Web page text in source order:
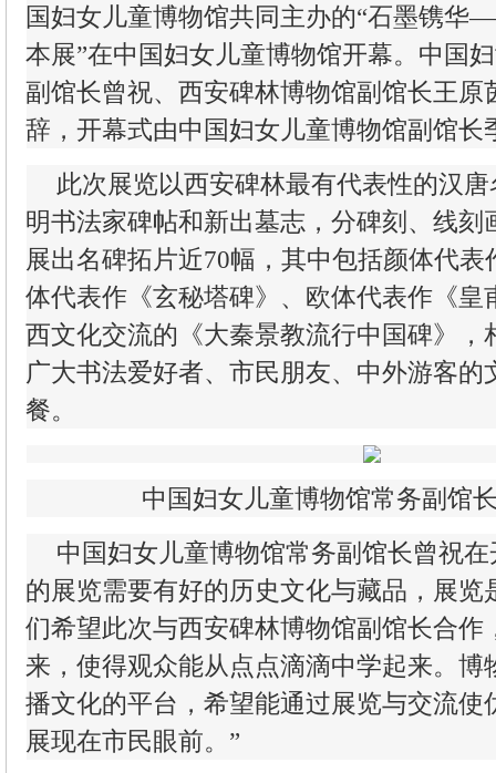
国妇女儿童博物馆共同主办的“石墨镌
本展”在中国妇女儿童博物馆开幕。中国
副馆长曾祝、西安碑林博物馆副馆长王原
辞，开幕式由中国妇女儿童博物馆副馆长
此次展览以西安碑林最有代表性的汉
明书法家碑帖和新出墓志，分碑刻、线刻
展出名碑拓片近70幅，其中包括颜体代
体代表作《玄秘塔碑》、欧体代表作《皇
西文化交流的《大秦景教流行中国碑》，
广大书法爱好者、市民朋友、中外游客的
餐。
中国妇女儿童博物馆常务副馆
中国妇女儿童博物馆常务副馆长曾祝
的展览需要有好的历史文化与藏品，展览
们希望此次与西安碑林博物馆副馆长合作
来，使得观众能从点点滴滴中学起来。博
播文化的平台，希望能通过展览与交流使
展现在市民眼前。”